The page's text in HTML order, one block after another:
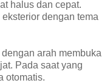
halus dan cepat.
dengan tema
arah membuka
Pada saat yang
otomatis.